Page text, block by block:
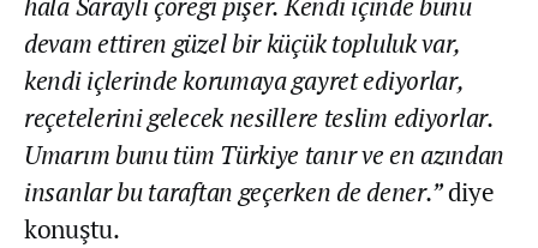
devam ettiren güzel bir küçük topluluk var,
kendi içlerinde korumaya gayret ediyorlar,
reçetelerini gelecek nesillere teslim ediyorlar.
Umarım bunu tüm Türkiye tanır ve en azından
insanlar bu taraftan geçerken de dener.”diye
konuştu.